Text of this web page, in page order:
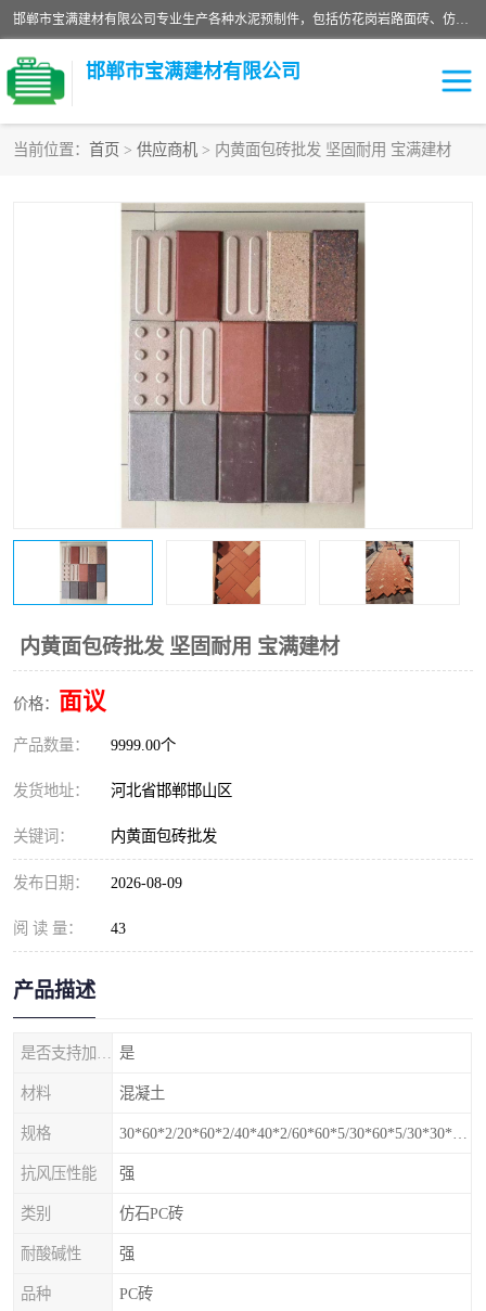
邯郸市宝满建材有限公司专业生产各种水泥预制件，包括仿花岗岩路面砖、仿花岗岩人行道砖、仿花岗岩路侧石、烧结砖、植草砖、码头砖连锁块、仿花岗岩路侧石、沙井盖、水泥盖板等各种水泥制品
邯郸市宝满建材有限公司
当前位置： 首页 > 供应商机 > 内黄面包砖批发 坚固耐用 宝满建材
内黄面包砖批发 坚固耐用 宝满建材
价格： 面议
产品数量： 9999.00个
发货地址： 河北省邯郸邯山区
关键词： 内黄面包砖批发
发布日期： 2026-08-09
阅 读 量： 43
产品描述
是
材料 混凝土
规格
抗风压性能 强
类别 仿石PC砖
耐酸碱性 强
品种 PC砖
混凝土路沿石
便道砖
花岗岩路岩石 盲道砖
pc仿石砖